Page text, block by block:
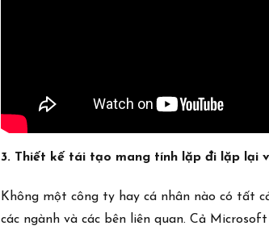
3. Thiết kế tái tạo mang tính lặp đi lặp lại
Không một công ty hay cá nhân nào có tất
các ngành và các bên liên quan. Cả